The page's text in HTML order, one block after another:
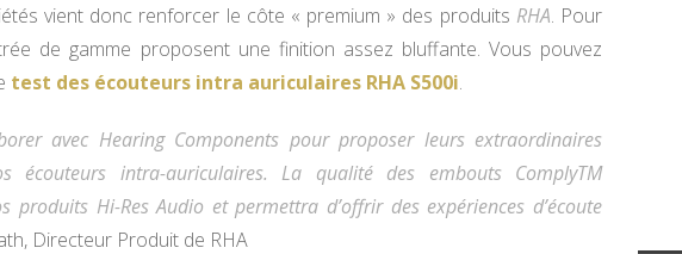
vient donc renforcer le côte « premium » des produits RHA. Pour
de gamme proposent une finition assez bluffante. Vous pouvez
test des écouteurs intra auriculaires RHA S500i.
avec Hearing Components pour proposer leurs extraordinaires
écouteurs intra-auriculaires. La qualité des embouts ComplyTM
produits Hi-Res Audio et permettra d’offrir des expériences d’écoute
Directeur Produit de RHA